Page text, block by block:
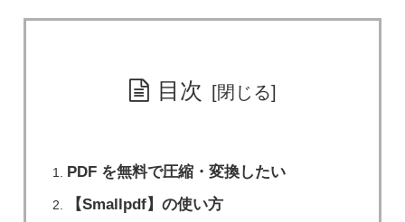
目次
PDF を無料で圧縮・変換したい
【Smallpdf】の使い方